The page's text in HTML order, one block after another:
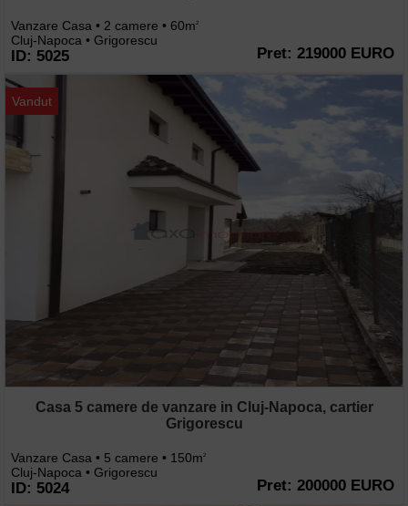
Vanzare Casa • 2 camere • 60m2
Cluj-Napoca • Grigorescu
ID: 5025 Pret: 219000 EURO
Vandut
Casa 5 camere de vanzare in Cluj-Napoca, cartier
Grigorescu
Vanzare Casa • 5 camere • 150m2
Cluj-Napoca • Grigorescu
ID: 5024 Pret: 200000 EURO